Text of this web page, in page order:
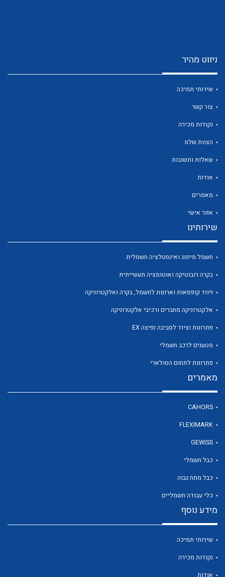
לכל מוצרי היצרן
לכל מוצרי היצרן
ניווט מהיר
שירותי תמיכה
צור קשר
נקודות מכירה
הצוות שלנו
שאלות ותשובות
אודות
מאמרים
אזור אישי
שירותינו
חשמל מיתוג ואינסטלציה חשמלית
בקרה רובוטיקה ואוטומציה תעשייתית
זיווד קופסאות וארונות לחשמל, בקרה ואלקטרוניקה
אלקטרוניקה מחברים ורכיבי אלקטרוניקה
פתרונות וציוד לסביבה נפיצה EX
מטענים לרכב חשמלי
פתרונות לתחום הסולארי
מאמרים
CAHORS
FLEXIMARK
GEWISS
כבל חשמלי
כבל מתח גבוה
כלי עבודה חשמליים
מידע נוסף
שירותי תמיכה
נקודות מכירה
אודות